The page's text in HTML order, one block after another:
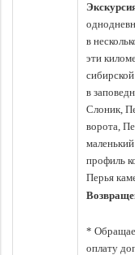
о
в
эти
в
Слоник,
ворота,
профиль
Перья
*
оплату